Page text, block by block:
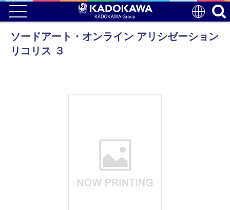
ソードアート・オンライン アリシゼーション
リコリス ３